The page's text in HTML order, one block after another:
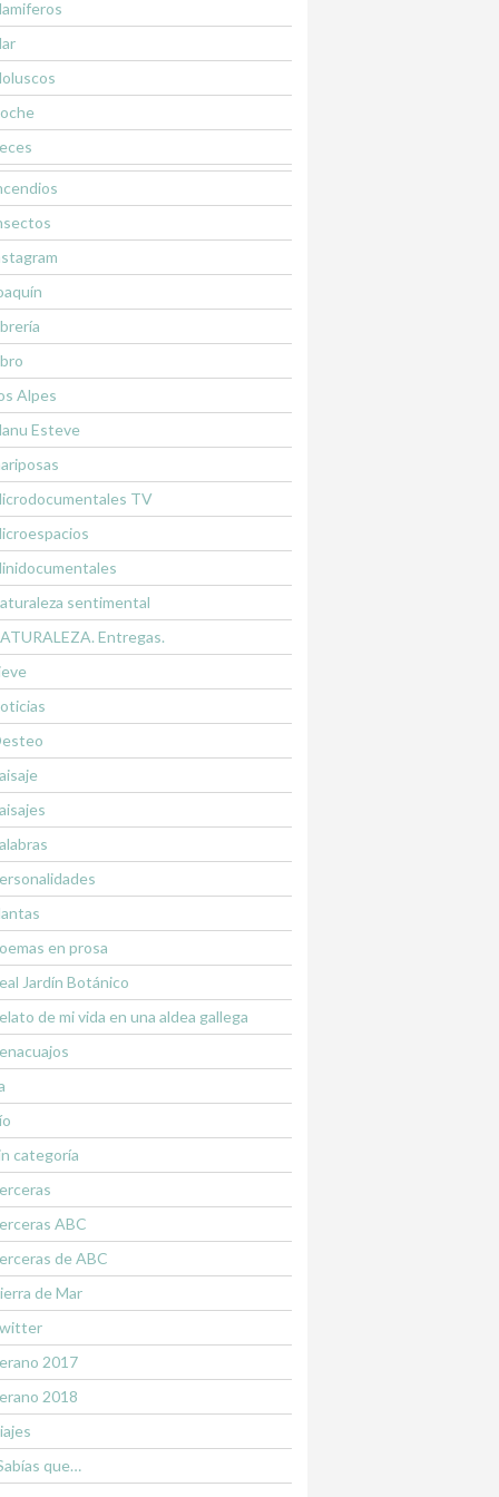
Alpes
Esteve
TV
sentimental
Entregas.
en prosa
Jardín Botánico
de mi vida en una aldea gallega
categoría
ABC
de ABC
de Mar
2017
2018
que…